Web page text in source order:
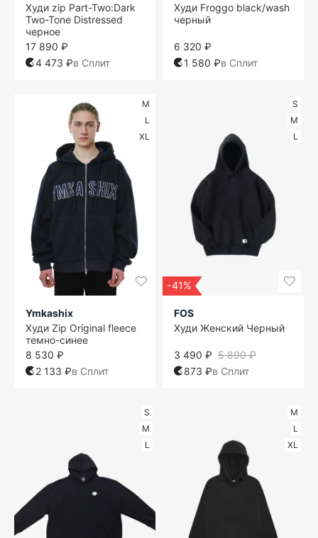
Худи zip Part-Two:Dark
Two-Tone Distressed
черное
17 890 ₽
4 473 ₽в Сплит
Худи Froggo black/wash
черный
6 320 ₽
1 580 ₽в Сплит
M
L
XL
Ymkashix
Худи Zip Original fleece
темно-синее
8 530 ₽
2 133 ₽в Сплит
S
M
L
-41%
FOS
Худи Женский Черный
5 890 ₽
3 490 ₽
873 ₽в Сплит
S
M
L
M
L
XL